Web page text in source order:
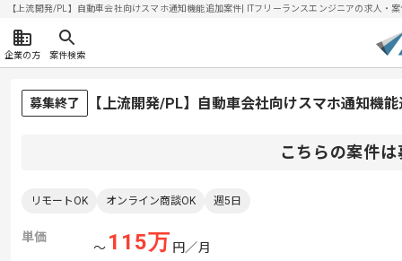
【上流開発/PL】自動車会社向けスマホ通知機能追加案件| ITフリーランスエンジニアの求人・
企業の方 案件検索
募集終了 【上流開発/PL】自動車会社向けスマホ通知機
こちらの案件
リモートOK オンライン商談OK 週5日
単価
〜 115万 円／月